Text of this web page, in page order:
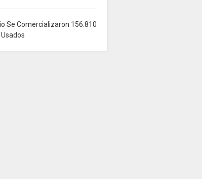
Se Comercializaron 156.810